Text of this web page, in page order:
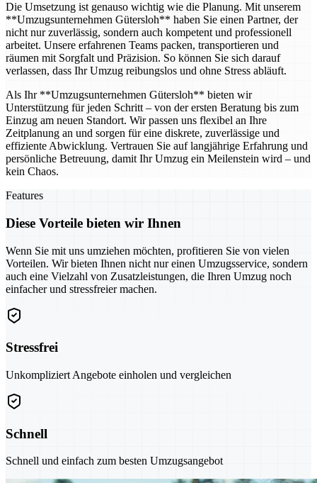
Die Umsetzung ist genauso wichtig wie die Planung. Mit unserem
**Umzugsunternehmen Gütersloh** haben Sie einen Partner, der
nicht nur zuverlässig, sondern auch kompetent und professionell
arbeitet. Unsere erfahrenen Teams packen, transportieren und
räumen mit Sorgfalt und Präzision. So können Sie sich darauf
verlassen, dass Ihr Umzug reibungslos und ohne Stress abläuft.
Als Ihr **Umzugsunternehmen Gütersloh** bieten wir
Unterstützung für jeden Schritt – von der ersten Beratung bis zum
Einzug am neuen Standort. Wir passen uns flexibel an Ihre
Zeitplanung an und sorgen für eine diskrete, zuverlässige und
effiziente Abwicklung. Vertrauen Sie auf langjährige Erfahrung und
persönliche Betreuung, damit Ihr Umzug ein Meilenstein wird – und
kein Chaos.
Features
Diese Vorteile bieten wir Ihnen
Wenn Sie mit uns umziehen möchten, profitieren Sie von vielen
Vorteilen. Wir bieten Ihnen nicht nur einen Umzugsservice, sondern
auch eine Vielzahl von Zusatzleistungen, die Ihren Umzug noch
einfacher und stressfreier machen.
Stressfrei
Unkompliziert Angebote einholen und vergleichen
Schnell
Schnell und einfach zum besten Umzugsangebot